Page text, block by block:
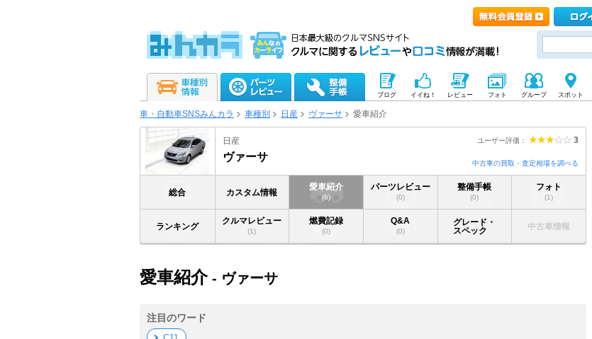
ブログ イイね！ レビュー フォト グループ スポット
車・自動車SNSみんカラ 車種別 日産 ヴァーサ 愛車紹介
ユーザー評価： 3
日産
ヴァーサ
中古車の買取・査定相場を調べる
総合 カスタム情報
愛車紹介
(6)
パーツレビュー
(0)
整備手帳
(0)
フォト
(1)
ランキング
クルマレビュー
(1)
燃費記録
(0)
Q&A
(0)
グレード・
スペック
中古車情報
愛車紹介- ヴァーサ
注目のワード